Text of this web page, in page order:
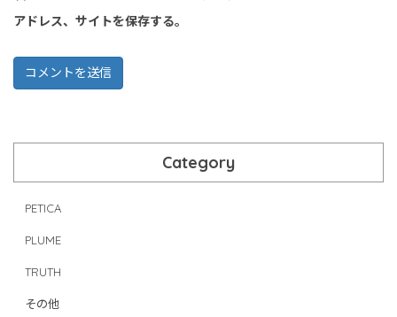
アドレス、サイトを保存する。
Category
PETICA
PLUME
TRUTH
その他